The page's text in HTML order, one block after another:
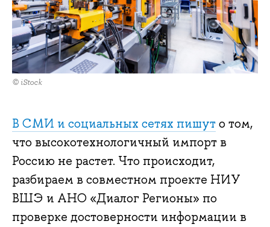
© iStock
В СМИ и социальных сетях пишуто том,
что высокотехнологичный импорт в
Россию не растет. Что происходит,
разбираем в совместном проекте НИУ
ВШЭ и АНО «Диалог Регионы» по
проверке достоверности информации в